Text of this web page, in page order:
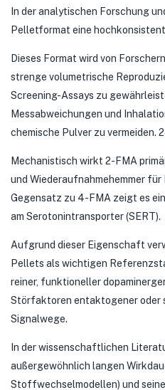
In der analytischen Forschung
Pelletformat eine
Dieses Format wird von
strenge volumetrische
Screening-Assays zu
Messabweichungen und
chemische Pulver zu vermeiden.
Mechanistisch wirkt 2-FMA
und Wiederaufnahmehemmer für
Gegensatz zu 4-FMA zeigt es
am Serotonintransporter (SERT).
Aufgrund dieser Eigenschaft
Pellets als wichtigen
reiner, funktioneller
Störfaktoren entaktogener oder
Signalwege.
In der wissenschaftlichen
außergewöhnlich langen
Stoffwechselmodellen) und